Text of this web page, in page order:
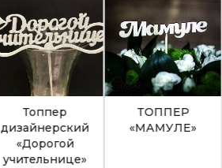
Топпер
дизайнерский
«Дорогой
учительнице»
ТОППЕР
«МАМУЛЕ»